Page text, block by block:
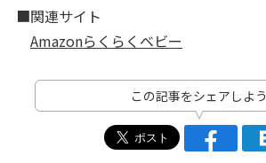
■関連サイト
Amazonらくらくベビー
この記事をシェアしよう